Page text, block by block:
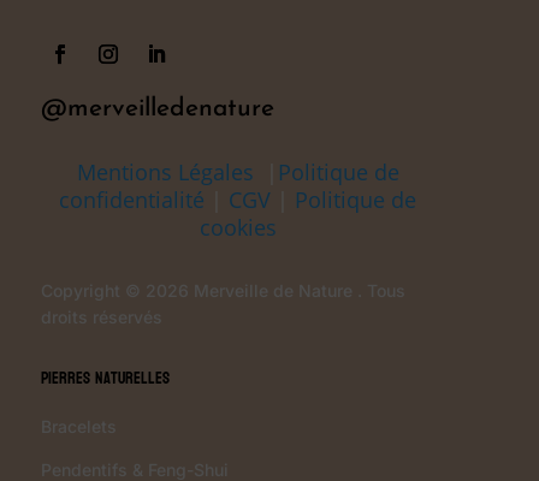
@merveilledenature
Mentions Légales
Politique de
confidentialité
CGV
Politique de
cookies
Copyright © 2026 Merveille de Nature . Tous
droits réservés
Pierres Naturelles
Bracelets
Pendentifs & Feng-Shui